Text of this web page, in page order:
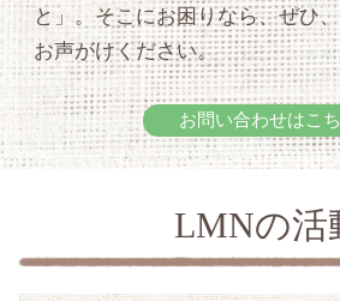
と」。そこにお困りなら、ぜひ
お声がけください。
お問い合わせはこ
LMNの活